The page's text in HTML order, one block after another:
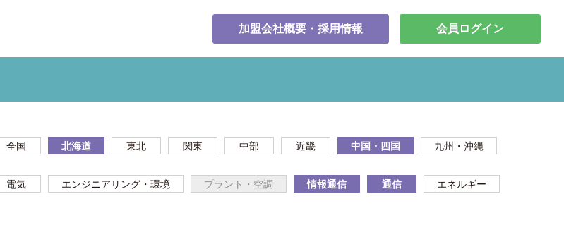
加盟会社概要・採用情報 会員ログイン
全国 北海道 東北 関東 中部 近畿 中国・四国 九州・沖縄
電気 エンジニアリング・環境 プラント・空調 情報通信 通信 エネルギー